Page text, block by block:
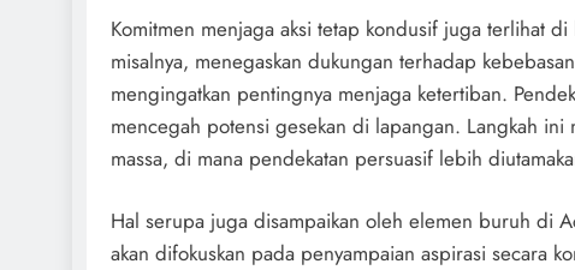
Komitmen menjaga aksi tetap kondusif juga terlihat
misalnya, menegaskan dukungan terhadap
mengingatkan pentingnya menjaga ketertiban.
mencegah potensi gesekan di lapangan. Langkah
massa, di mana pendekatan persuasif lebih
Hal serupa juga disampaikan oleh elemen buruh di
akan difokuskan pada penyampaian aspirasi secara